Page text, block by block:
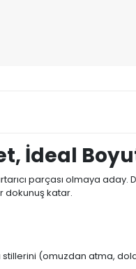
İdeal
parçası olmaya aday.
dokunuş katar.
stillerini (omuzdan atma,